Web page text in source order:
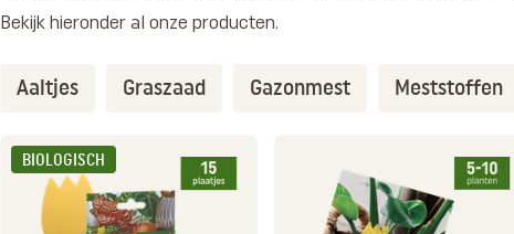
Bekijk hieronder al onze producten.
Aaltjes Graszaad Gazonmest Meststoffen
BIOLOGISCH